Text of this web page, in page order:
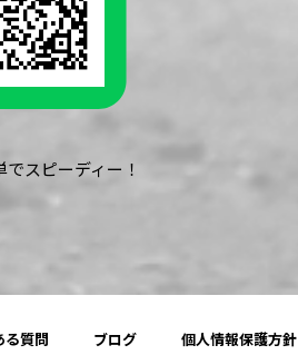
スピーディー！
る質問 ブログ 個人情報保護方針